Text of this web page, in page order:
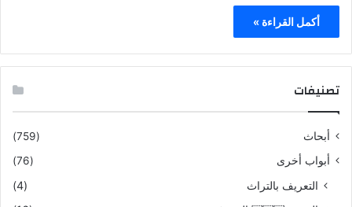
أكمل القراءة »
تصنيفات
أبحاث
(759)
أبواب أخرى
(76)
التعريف بالتراث
(4)